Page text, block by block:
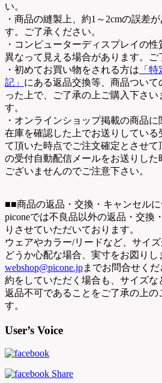
い。
・商品の縫製上、約1～2cmの誤差
す。ご了承ください。
・コンピューターディスプレイの
異なって見える場合があります。ご
・初めてお買い物をされる方は 「
記」 にある返品交換等、商品つい
った上で、ご了承の上ご購入下さい
す。
・オンラインショップ掲載の商品
在庫を確認した上でお送りしてい
て頂いた時点でご注文確定とさせ
の受付自動配信メールをお送りし
ございませんのでご注意下さい。
■■商品の返品・交換・キャンセル
piconeでは不良品以外の返品・交換
りさせていただいております。
ウェアやカラー/リードなど、サイ
どうか心配な場合、実寸をお図りし
webshop@picone.jpまでお問合せく
約をしていただく場合も、サイズな
返品不可であることをご了承の上の
す。
User’s Voice